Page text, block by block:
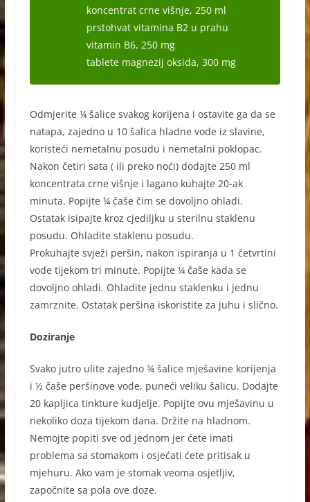
koncentrat crne višnje, 250 ml
prstohvat vitamina B2 u prahu
vitamin B6, 250 mg
tablete magnezij oksida, 300 mg
Odmjerite ¼ šalice svakog korijena i ostavite ga da se
natapa, zajedno u 10 šalica hladne vode iz slavine,
koristeći nemetalnu posudu i nemetalni poklopac.
Nakon četiri sata ( ili preko noći) dodajte 250 ml
koncentrata crne višnje i lagano kuhajte 20-ak
minuta. Popijte ¼ čaše čim se dovoljno ohladi.
Ostatak isipajte kroz cjediljku u sterilnu staklenu
posudu. Ohladite staklenu posudu.
Prokuhajte svježi peršin, nakon ispiranja u 1 četvrtini
vode tijekom tri minute. Popijte ¼ čaše kada se
dovoljno ohladi. Ohladite jednu staklenku i jednu
zamrznite. Ostatak peršina iskoristite za juhu i slično.
Doziranje
Svako jutro ulite zajedno ¾ šalice mješavine korijenja
i ½ čaše peršinove vode, puneći veliku šalicu. Dodajte
20 kapljica tinkture kudjelje. Popijte ovu mješavinu u
nekoliko doza tijekom dana. Držite na hladnom.
Nemojte popiti sve od jednom jer ćete imati
problema sa stomakom i osjećati ćete pritisak u
mjehuru. Ako vam je stomak veoma osjetljiv,
započnite sa pola ove doze.